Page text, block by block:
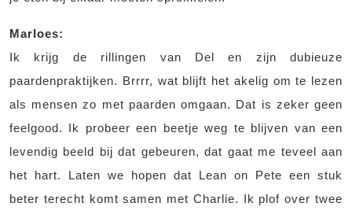
Marloes:
Ik krijg de rillingen van Del en zijn dubieuze
paardenpraktijken. Brrrr, wat blijft het akelig om te lezen
als mensen zo met paarden omgaan. Dat is zeker geen
feelgood. Ik probeer een beetje weg te blijven van een
levendig beeld bij dat gebeuren, dat gaat me teveel aan
het hart. Laten we hopen dat Lean on Pete een stuk
beter terecht komt samen met Charlie. Ik plof over twee